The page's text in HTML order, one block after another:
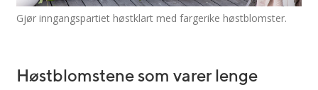
Gjør inngangspartiet høstklart med fargerike høstblomster.
Høstblomstene som varer lenge